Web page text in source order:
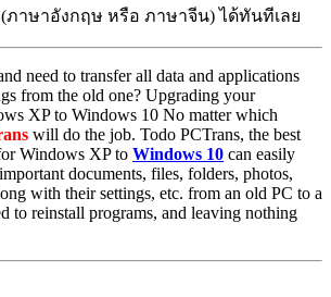
(ภาษาอังกฤษ หรือ ภาษาจีน) ได้ทันทีเลย
need to transfer all data and applications
from the old one? Upgrading your
XP to Windows 10 No matter which
will do the job. Todo PCTrans, the best
Windows XP to Windows 10 can easily
documents, files, folders, photos,
with their settings, etc. from an old PC to a
to reinstall programs, and leaving nothing